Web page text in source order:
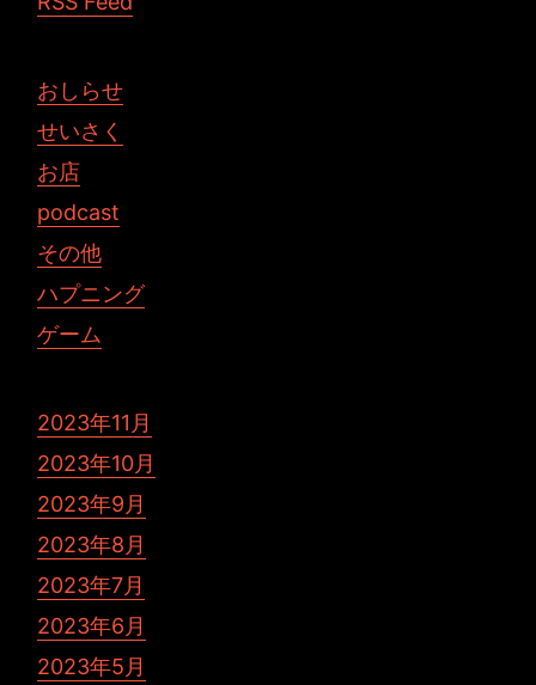
おしらせ
せいさく
お店
podcast
その他
ハプニング
ゲーム
2023年11月
2023年10月
2023年9月
2023年8月
2023年7月
2023年6月
2023年5月